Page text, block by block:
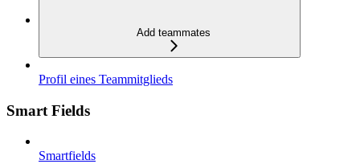
Add teammates
Profil eines Teammitglieds
Smart Fields
Smartfields